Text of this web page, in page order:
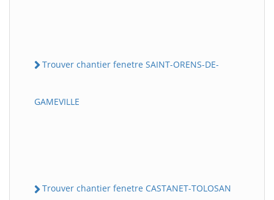
Trouver chantier fenetre SAINT-ORENS-DE-
GAMEVILLE
Trouver chantier fenetre CASTANET-TOLOSAN